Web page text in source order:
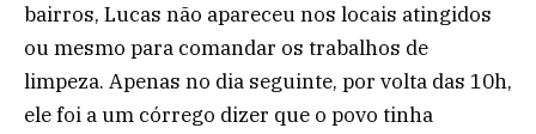
bairros, Lucas não apareceu nos locais atingidos
ou mesmo para comandar os trabalhos de
limpeza. Apenas no dia seguinte, por volta das 10h,
ele foi a um córrego dizer que o povo tinha